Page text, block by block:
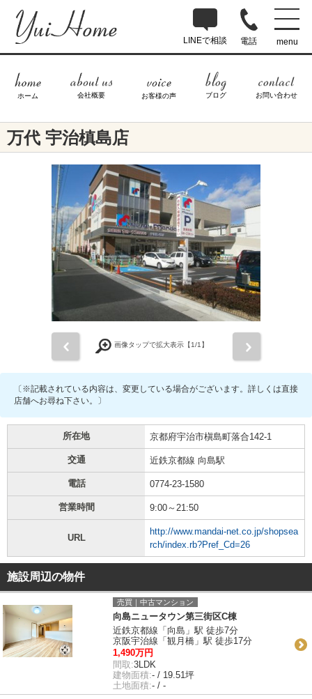
LINEで相談 電話 menu
ホーム 会社概要 お客様の声 ブログ お問い合わせ
万代 宇治槙島店
画像タップで拡大表示【1/1】
〔※記載されている内容は、変更している場合がございます。詳しくは直接
店舗へお尋ね下さい。〕
所在地 京都府宇治市槇島町落合142-1
交通 近鉄京都線 向島駅
電話 0774-23-1580
営業時間 9:00～21:50
URL
http://www.mandai-net.co.jp/shopsea
rch/index.rb?Pref_Cd=26
施設周辺の物件
売買｜中古マンション
向島ニュータウン第三街区C棟
近鉄京都線「向島」駅 徒歩7分
京阪宇治線「観月橋」駅 徒歩17分
1,490万円
間取:3LDK
建物面積:- / 19.51坪
土地面積:- / -